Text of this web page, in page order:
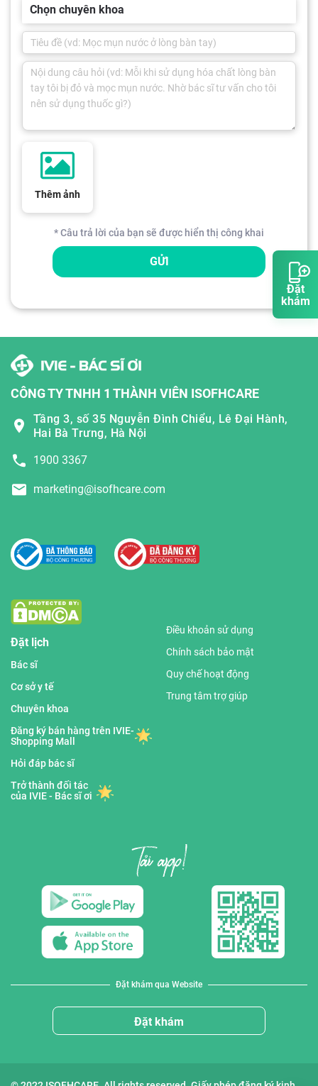
Đặt
khám
Chọn chuyên khoa
Thêm ảnh
* Câu trả lời của bạn sẽ được hiển thị công khai
GỬI
CÔNG TY TNHH 1 THÀNH VIÊN ISOFHCARE
Tầng 3, số 35 Nguyễn Đình Chiểu, Lê Đại Hành,
Hai Bà Trưng, Hà Nội
1900 3367
marketing@isofhcare.com
Đặt lịch
Bác sĩ
Cơ sở y tế
Chuyên khoa
Đăng ký bán hàng trên IVIE-
Shopping Mall
Hỏi đáp bác sĩ
Trở thành đối tác
của IVIE - Bác sĩ ơi
Điều khoản sử dụng
Chính sách bảo mật
Quy chế hoạt động
Trung tâm trợ giúp
Đặt khám qua Website
Đặt khám